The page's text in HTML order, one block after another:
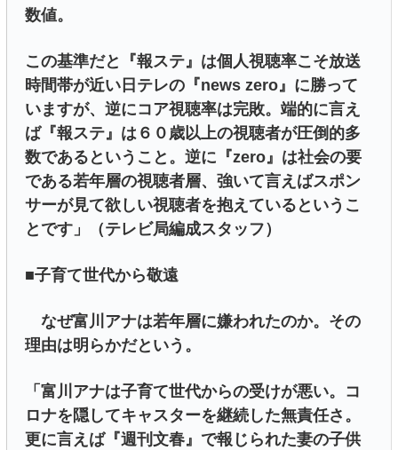
数値。
この基準だと『報ステ』は個人視聴率こそ放送
時間帯が近い日テレの『news zero』に勝って
いますが、逆にコア視聴率は完敗。端的に言え
ば『報ステ』は６０歳以上の視聴者が圧倒的多
数であるということ。逆に『zero』は社会の要
である若年層の視聴者層、強いて言えばスポン
サーが見て欲しい視聴者を抱えているというこ
とです」（テレビ局編成スタッフ）
■子育て世代から敬遠
なぜ富川アナは若年層に嫌われたのか。その
理由は明らかだという。
「富川アナは子育て世代からの受けが悪い。コ
ロナを隠してキャスターを継続した無責任さ。
更に言えば『週刊文春』で報じられた妻の子供